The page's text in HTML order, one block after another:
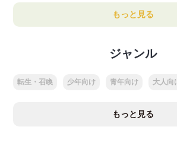
もっと見る
ジャンル
転生・召喚 少年向け 青年向け 大人向
もっと見る